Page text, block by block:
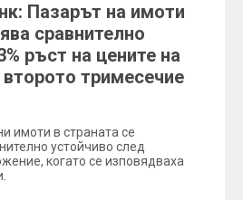
Пазарът на имоти
сравнително
ръст на цените на
тримесечие
имоти в страната се
устойчиво след
когато се изповядваха